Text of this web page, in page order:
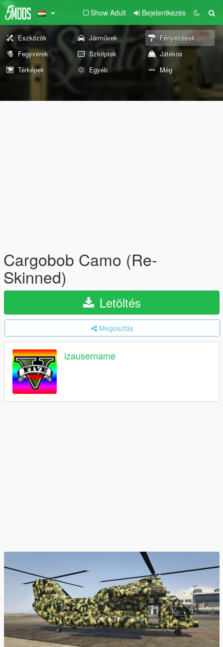
Show Adult Bejelentkezés
Eszközök Járművek
Fényezések
Fegyverek
Szkriptek
Játékos
Térképek
Egyéb Még
Cargobob Camo (Re-
Skinned)
Letöltés
Megosztás
izausername